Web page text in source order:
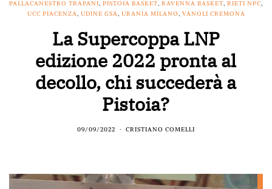
PALLACANESTRO TRAPANI, PISTOIA BASKET, RAVENNA BASKET, RIETI NPC,
UCC PIACENZA, UDINE GSA, URANIA MILANO, VANOLI CREMONA
La Supercoppa LNP
edizione 2022 pronta al
decollo, chi succederà a
Pistoia?
09/09/2022 CRISTIANO COMELLI